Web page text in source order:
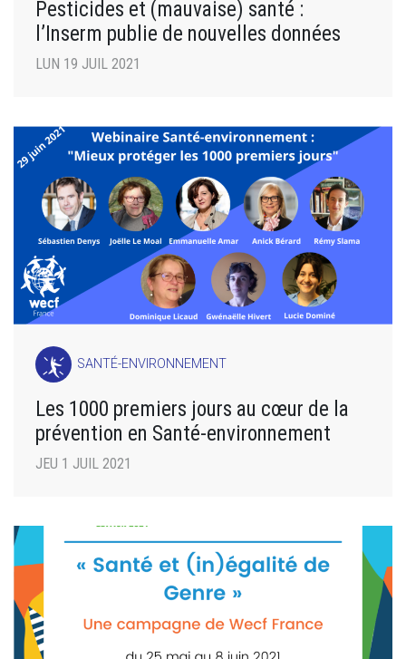
Pesticides et (mauvaise) santé :
l’Inserm publie de nouvelles données
LUN 19 JUIL 2021
SANTÉ-ENVIRONNEMENT
Les 1000 premiers jours au cœur de la
prévention en Santé-environnement
JEU 1 JUIL 2021